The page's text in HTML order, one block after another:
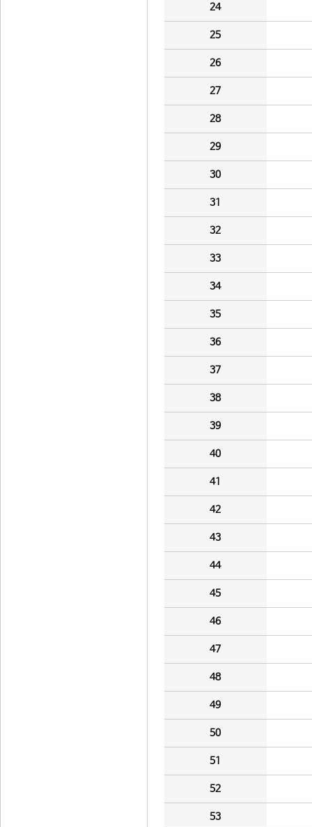
24
25
26
27
28
29
30
31
32
33
34
35
36
37
38
39
40
41
42
43
44
45
46
47
48
49
50
51
52
53